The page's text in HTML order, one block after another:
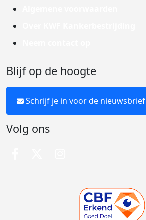
Blijf op de hoogte
Schrijf je in voor de nieuwsbrief
Volg ons